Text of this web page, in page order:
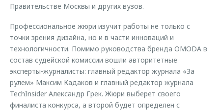
Правительстве Москвы и других вузов.
Профессиональное жюри изучит работы не только с
точки зрения дизайна, но и в части инноваций и
технологичности. Помимо руководства бренда OMODA в
состав судейской комиссии вошли авторитетные
эксперты-журналисты: главный редактор журнала «За
рулем» Максим Кадаков и главный редактор журнала
TechInsider Александр Грек. Жюри выберет своего
финалиста конкурса, а второй будет определен с